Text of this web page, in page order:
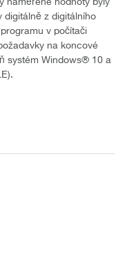
naměřené hodnoty byly
digitálně z digitálního
v počítači
na koncové
systém Windows® 10 a